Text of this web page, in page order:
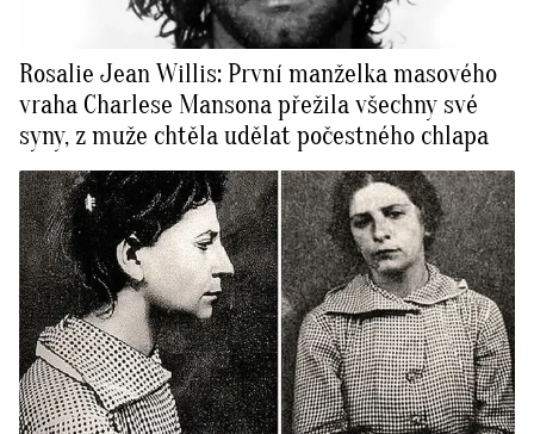
Rosalie Jean Willis: První manželka masového
vraha Charlese Mansona přežila všechny své
syny, z muže chtěla udělat počestného chlapa